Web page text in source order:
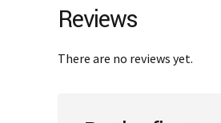
The
options
be
Reviews
There are no reviews yet.